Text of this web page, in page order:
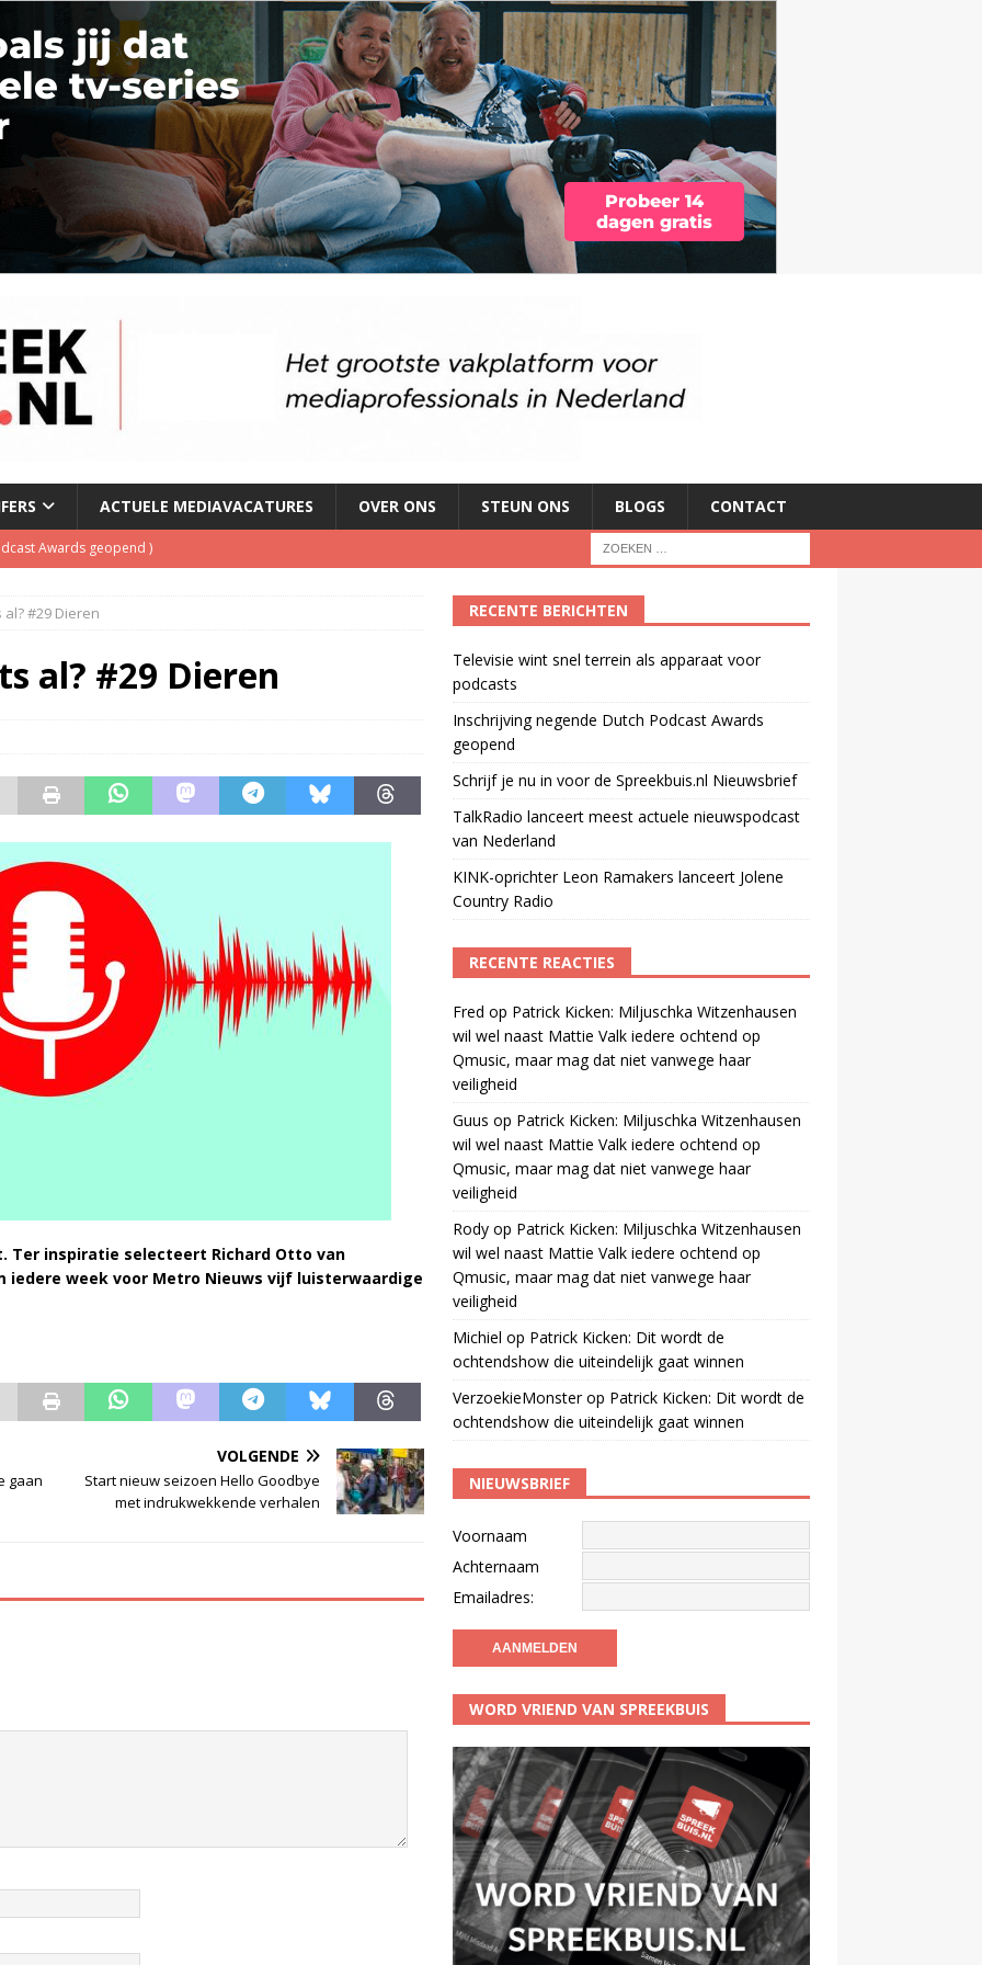
ACTUELE MEDIAVACATURES OVER ONS STEUN ONS BLOGS CONTACT
Awards geopend )
nieuwspodcast van Nederland
lanceert Jolene Country Radio )
voor podcasts
#29 Dieren
al? #29 Dieren
Ter inspiratie selecteert Richard Otto van
iedere week voor Metro Nieuws vijf luisterwaardige
gaan
VOLGENDE
Start nieuw seizoen Hello Goodbye
met indrukwekkende verhalen
RECENTE BERICHTEN
Televisie wint snel terrein als apparaat voor
podcasts
Inschrijving negende Dutch Podcast Awards
geopend
Schrijf je nu in voor de Spreekbuis.nl Nieuwsbrief
TalkRadio lanceert meest actuele nieuwspodcast
van Nederland
KINK-oprichter Leon Ramakers lanceert Jolene
Country Radio
RECENTE REACTIES
Fred op Patrick Kicken: Miljuschka Witzenhausen
wil wel naast Mattie Valk iedere ochtend op
Qmusic, maar mag dat niet vanwege haar
veiligheid
Guus op Patrick Kicken: Miljuschka Witzenhausen
wil wel naast Mattie Valk iedere ochtend op
Qmusic, maar mag dat niet vanwege haar
veiligheid
Rodyop Patrick Kicken: Miljuschka Witzenhausen
wil wel naast Mattie Valk iedere ochtend op
Qmusic, maar mag dat niet vanwege haar
veiligheid
Michiel op Patrick Kicken: Dit wordt de
ochtendshow die uiteindelijk gaat winnen
VerzoekieMonsterop Patrick Kicken: Dit wordt de
ochtendshow die uiteindelijk gaat winnen
NIEUWSBRIEF
Voornaam
Achternaam
Emailadres:
WORD VRIEND VAN SPREEKBUIS